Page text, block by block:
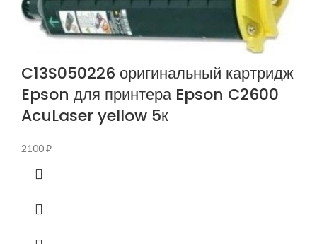
C13S050226 оригинальный картридж
Epson для принтера Epson C2600
AcuLaser yellow 5к
2100₽